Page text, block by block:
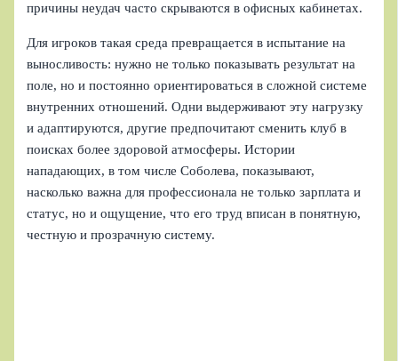
причины неудач часто скрываются в офисных кабинетах.
Для игроков такая среда превращается в испытание на
выносливость: нужно не только показывать результат на
поле, но и постоянно ориентироваться в сложной системе
внутренних отношений. Одни выдерживают эту нагрузку
и адаптируются, другие предпочитают сменить клуб в
поисках более здоровой атмосферы. Истории
нападающих, в том числе Соболева, показывают,
насколько важна для профессионала не только зарплата и
статус, но и ощущение, что его труд вписан в понятную,
честную и прозрачную систему.